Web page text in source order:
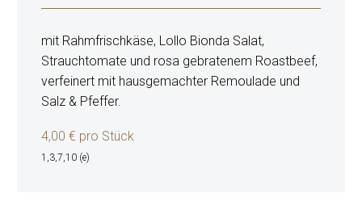
mit Rahmfrischkäse, Lollo Bionda Salat,
Strauchtomate und rosa gebratenem Roastbeef,
verfeinert mit hausgemachter Remoulade und
Salz & Pfeffer.
4,00 € pro Stück
1,3,7,10 (e)